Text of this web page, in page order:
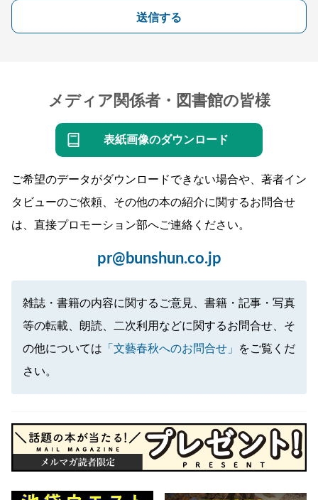
送信する
メディア関係者・図書館の皆様
表紙画像のダウンロード
ご希望のデータがダウンロードできない場合や、著者イン
タビューのご依頼、その他の本の紹介に関するお問合せ
は、直接プロモーション部へご連絡ください。
pr@bunshun.co.jp
雑誌・書籍の内容に関するご意見、書籍・記事・写真
等の転載、朗読、二次利用などに関するお問合せ、そ
の他については 「文藝春秋へのお問合せ」
をご覧くだ
さい。